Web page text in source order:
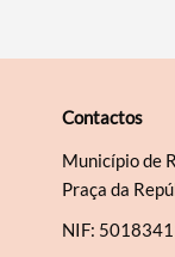
Contactos
Município de
Praça da
NIF: